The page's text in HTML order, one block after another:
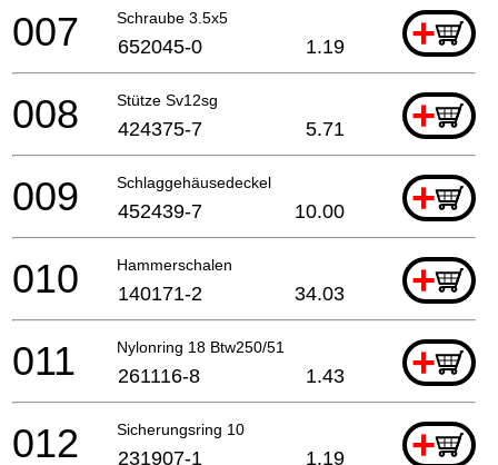
Schraube 3.5x5 +
007 652045-0 1.19
Stütze Sv12sg +
008 424375-7 5.71
Schlaggehäusedeckel +
009 452439-7 10.00
Hammerschalen +
010 140171-2 34.03
Nylonring 18 Btw250/51 +
011 261116-8 1.43
Sicherungsring 10 +
012 231907-1 1.19